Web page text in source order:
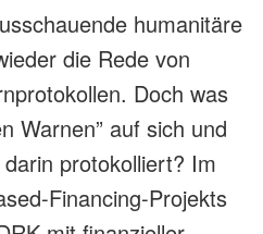
humanitäre
die Rede von
Doch was
Warnen” auf sich und
protokolliert? Im
Financing-Projekts